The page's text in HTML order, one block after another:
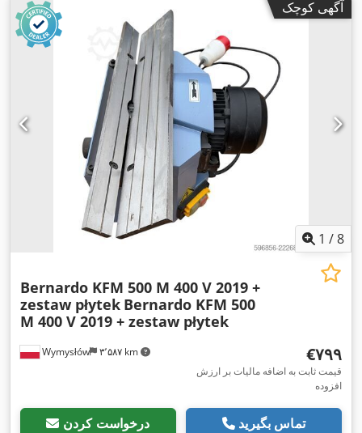
آگهی کوچک
1 /8
Wymysłów ۳٬۵۸۷ km
Bernardo KFM 500 M 400 V 2019 +
zestaw płytek Bernardo KFM 500
M 400 V 2019 + zestaw płytek
‎€۷۹۹
قیمت ثابت به اضافه مالیات بر ارزش
افزوده
درخواست کردن تماس بگیرید